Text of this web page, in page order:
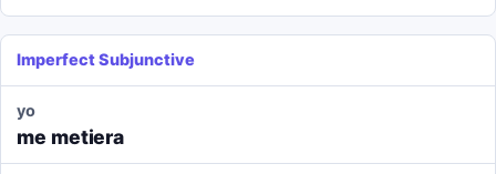
Imperfect Subjunctive
yo
me metiera